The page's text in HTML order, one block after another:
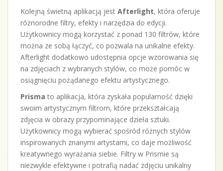
Kolejną świetną aplikacją jest Afterlight, która oferuje
różnorodne filtry, efekty i narzędzia do edycji.
Użytkownicy mogą korzystać z ponad 130 filtrów, które
można ze sobą łączyć, co pozwala na unikalne efekty.
Afterlight dodatkowo udostępnia opcje wzorowania się
na zdjęciach z wybranych stylów, co może pomóc w
osiągnięciu pożądanego efektu artystycznego.
Prisma to aplikacja, która zyskała popularność dzięki
swoim artystycznym filtrom, które przekształcają
zdjęcia w obrazy przypominające dzieła sztuki.
Użytkownicy mogą wybierać spośród różnych stylów
inspirowanych znanymi artystami, co daje możliwość
kreatywnego wyrażania siebie. Filtry w Prismie są
niezwykle efektywne i potrafią nadać zdjęciu unikalny